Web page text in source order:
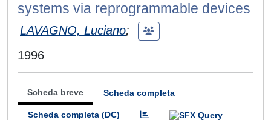
systems via reprogrammable devices
LAVAGNO, Luciano;
1996
Scheda breve Scheda completa
Scheda completa (DC)